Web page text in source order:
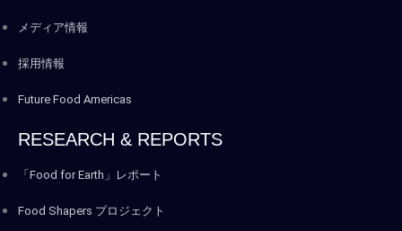
メディア情報
採用情報
Future Food Americas
RESEARCH & REPORTS
「Food for Earth」レポート
Food Shapers プロジェクト